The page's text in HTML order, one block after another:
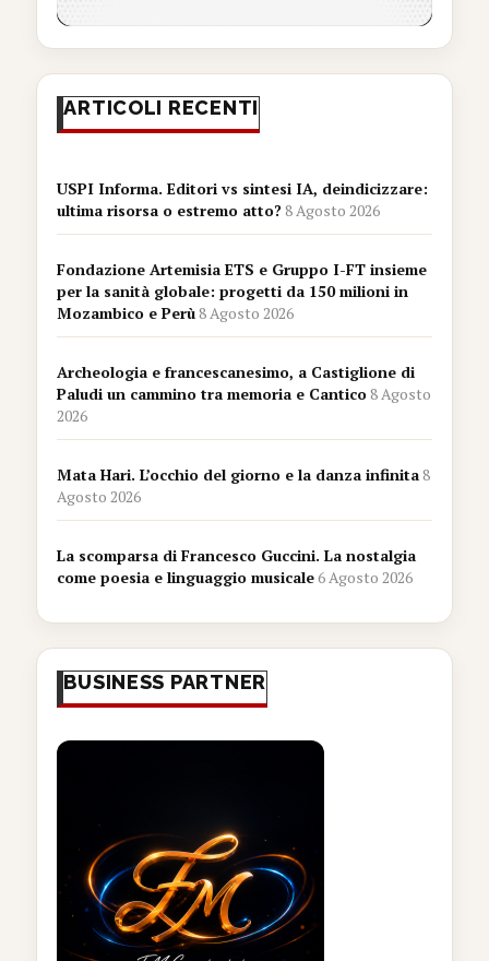
ARTICOLI RECENTI
USPI Informa. Editori vs sintesi IA, deindicizzare:
ultima risorsa o estremo atto?8 Agosto 2026
Fondazione Artemisia ETS e Gruppo I-FT insieme
per la sanità globale: progetti da 150 milioni in
Mozambico e Perù8 Agosto 2026
Archeologia e francescanesimo, a Castiglione di
Paludi un cammino tra memoria e Cantico8 Agosto
2026
Mata Hari. L’occhio del giorno e la danza infinita8
Agosto 2026
La scomparsa di Francesco Guccini. La nostalgia
come poesia e linguaggio musicale6 Agosto 2026
BUSINESS PARTNER